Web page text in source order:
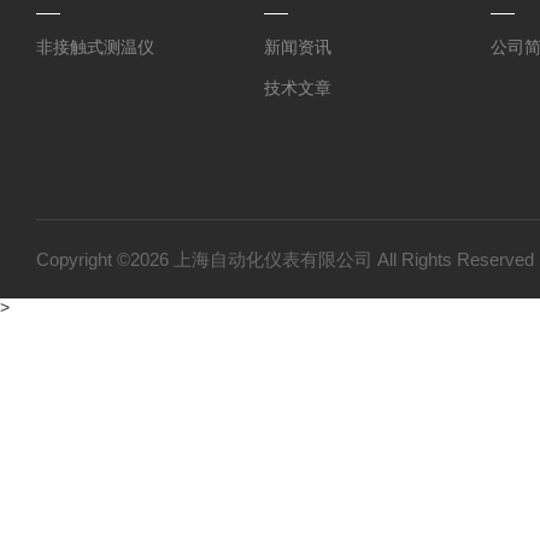
非接触式测温仪 新闻资讯
技术文章
公司
Copyright ©2026 上海自动化仪表有限公司 All Rights
>